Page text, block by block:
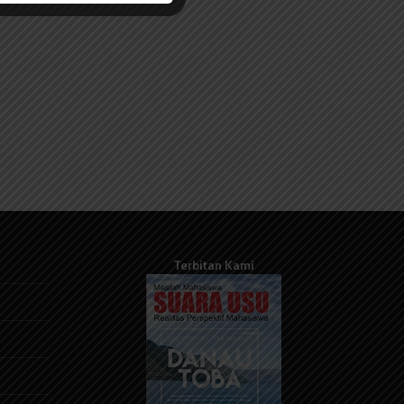
Terbitan Kami